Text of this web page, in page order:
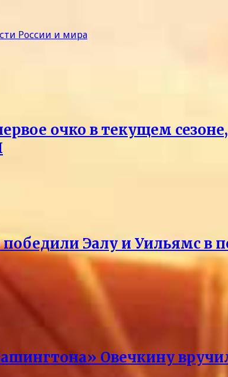
очко в текущем
Эалу и Уильямс в
Овечкину